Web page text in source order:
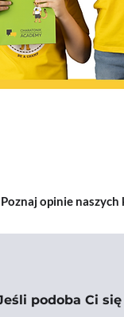
Poznaj opinie
podoba Ci